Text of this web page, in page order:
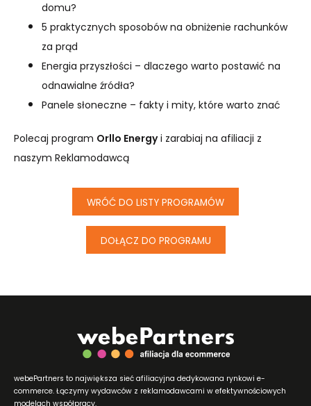
domu?
5 praktycznych sposobów na obniżenie rachunków
za prąd
Energia przyszłości – dlaczego warto postawić na
odnawialne źródła?
Panele słoneczne – fakty i mity, które warto znać
Polecaj program Orllo Energyi zarabiaj na afiliacji z
naszym Reklamodawcą
WRÓĆ DO LISTY PROGRAMÓW
DOŁĄCZ DO PROGRAMU
webePartners to największa sieć afiliacyjna dedykowana rynkowi e-
commerce. Łączymy wydawców z reklamodawcami w efektywnościowych
modelach współpracy.